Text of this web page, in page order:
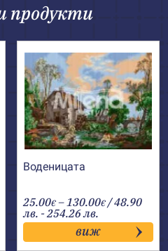
продукти
Воденицата
25.00€ –130.00€Price
range:
25.00€
through
130.00€
/ 48.90
лв. - 254.26 лв.
виж